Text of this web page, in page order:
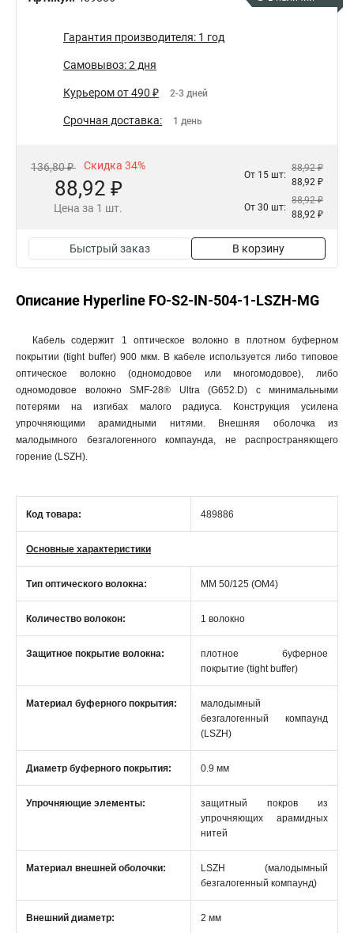
Гарантия производителя: 1 год
Самовывоз: 2 дня
Курьером от 490 ₽ 2-3 дней
Срочная доставка: 1 день
136,80 ₽ Скидка 34%
88,92 ₽
Цена за 1 шт.
От 15 шт:
88,92 ₽
88,92 ₽
От 30 шт:
88,92 ₽
88,92 ₽
Быстрый заказ В корзину
Описание Hyperline FO-S2-IN-504-1-LSZH-MG
Кабель содержит 1 оптическое волокно в плотном буферном
покрытии (tight buffer) 900 мкм. В кабеле используется либо типовое
оптическое волокно (одномодовое или многомодовое), либо
одномодовое волокно SMF-28® Ultra (G652.D) с минимальными
потерями на изгибах малого радиуса. Конструкция усилена
упрочняющими арамидными нитями. Внешняя оболочка из
малодымного безгалогенного компаунда, не распространяющего
горение (LSZH).
Код товара: 489886
Основные характеристики
Тип оптического волокна: MM 50/125 (OM4)
Количество волокон: 1 волокно
Защитное покрытие волокна:
плотное буферное
покрытие (tight buffer)
Материал буферного покрытия:
малодымный
безгалогенный компаунд
(LSZH)
Диаметр буферного покрытия: 0.9 мм
Упрочняющие элементы:
защитный покров из
упрочняющих арамидных
нитей
Материал внешней оболочки:
LSZH (малодымный
безгалогенный компаунд)
Внешний диаметр: 2 мм